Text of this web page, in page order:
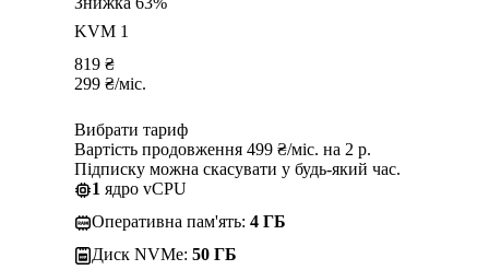
KVM 1
819 ₴
299 ₴/міс.
Вибрати тариф
Вартість продовження 499 ₴/міс. на 2 р.
Підписку можна скасувати у будь-який час.
1 ядро vCPU
Оперативна пам'ять: 4 ГБ
Диск NVMe: 50 ГБ